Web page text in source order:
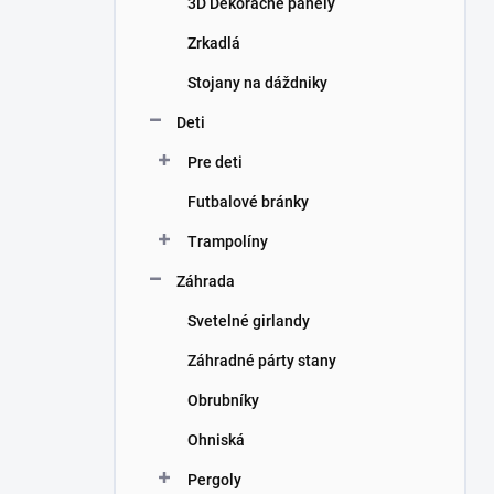
Zrkadlá
Stojany na dáždniky
Deti
Pre deti
Futbalové bránky
Trampolíny
Záhrada
Svetelné girlandy
Záhradné párty stany
Obrubníky
Ohniská
Pergoly